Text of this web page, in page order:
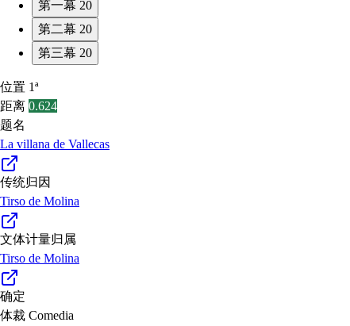
第一幕 20
第二幕 20
第三幕 20
位置 1ª
距离 0.624
题名
La villana de Vallecas
传统归因
Tirso de Molina
文体计量归属
Tirso de Molina
确定
体裁 Comedia